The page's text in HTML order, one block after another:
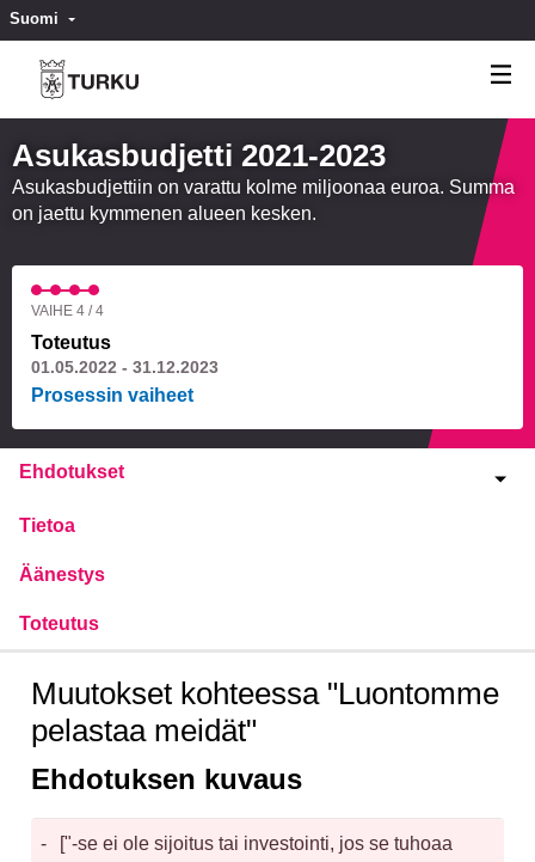
Suomi Valitse kieli
Asukasbudjetti 2021-2023
Asukasbudjettiin on varattu kolme miljoonaa euroa. Summa
on jaettu kymmenen alueen kesken.
VAIHE 4 / 4
Toteutus
01.05.2022 - 31.12.2023
Prosessin vaiheet
Ehdotukset
Tietoa
Äänestys
Toteutus
Muutokset kohteessa "Luontomme
pelastaa meidät"
Ehdotuksen kuvaus
-
["-se ei ole sijoitus tai investointi, jos se tuhoaa